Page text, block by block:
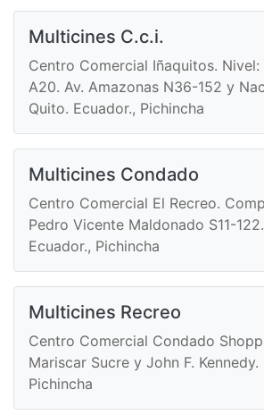
Multicines C.c.i.
Centro Comercial Iñaquitos. Nivel:
A20. Av. Amazonas N36-152 y
Quito. Ecuador., Pichincha
Multicines Condado
Centro Comercial El Recreo.
Pedro Vicente Maldonado S11-
Ecuador., Pichincha
Multicines Recreo
Centro Comercial Condado
Mariscar Sucre y John F.
Pichincha